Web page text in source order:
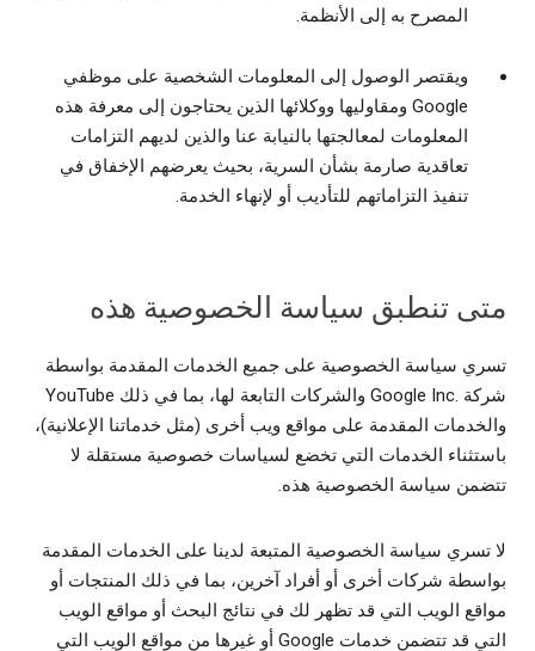
المصرح به إلى الأنظمة.
ويقتصر الوصول إلى المعلومات الشخصية على موظفي
Google ومقاوليها ووكلائها الذين يحتاجون إلى معرفة هذه
المعلومات لمعالجتها بالنيابة عنا والذين لديهم التزامات
تعاقدية صارمة بشأن السرية، بحيث يعرضهم الإخفاق في
تنفيذ التزاماتهم للتأديب أو لإنهاء الخدمة.
متى تنطبق سياسة الخصوصية هذه
تسري سياسة الخصوصية على جميع الخدمات المقدمة بواسطة
شركة Google Inc.‎ والشركات التابعة لها، بما في ذلك YouTube
والخدمات المقدمة على مواقع ويب أخرى (مثل خدماتنا الإعلانية)،
باستثناء الخدمات التي تخضع لسياسات خصوصية مستقلة لا
تتضمن سياسة الخصوصية هذه.
لا تسري سياسة الخصوصية المتبعة لدينا على الخدمات المقدمة
بواسطة شركات أخرى أو أفراد آخرين، بما في ذلك المنتجات أو
مواقع الويب التي قد تظهر لك في نتائج البحث أو مواقع الويب
التي قد تتضمن خدمات Google أو غيرها من مواقع الويب التي